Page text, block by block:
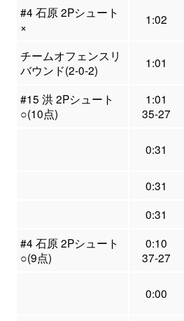
#4 石原 2Pシュート
×
1:02
チームオフェンスリ
バウンド(2-0-2)
1:01
#15 洪 2Pシュート
○(10点)
1:01
35-27
0:31
0:31
0:31
#4 石原 2Pシュート
○(9点)
0:10
37-27
0:00